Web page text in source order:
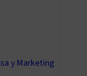
y Marketing